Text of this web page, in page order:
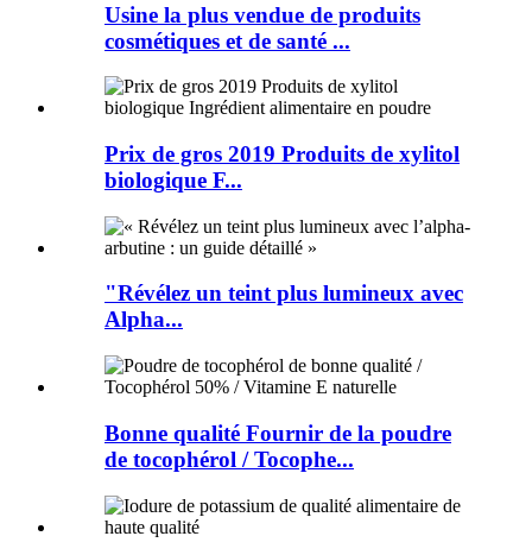
Usine la plus vendue de produits
cosmétiques et de santé ...
Prix ​​de gros 2019 Produits de xylitol
biologique F...
"Révélez un teint plus lumineux avec
Alpha...
Bonne qualité Fournir de la poudre
de tocophérol / Tocophe...